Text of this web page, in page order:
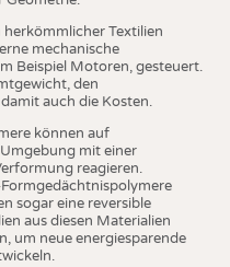
Textilien
mechanische
Beispiel Motoren, gesteuert.
den
auch die Kosten.
können auf
mit einer
reagieren.
sogar eine reversible
aus diesen Materialien
um neue energiesparende